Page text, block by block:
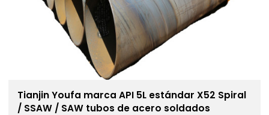
Tianjin Youfa marca API 5L estándar X52 Spiral
/ SSAW / SAW tubos de acero soldados